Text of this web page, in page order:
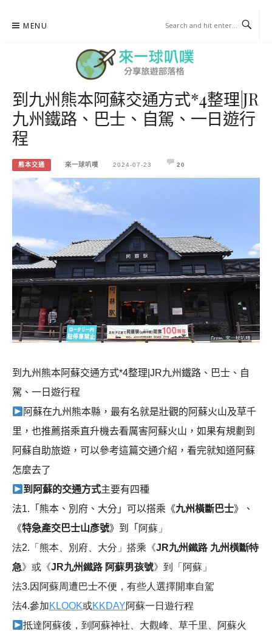
MENU
來一球叭噗
分享日本自助部落格
到九州熊本阿蘇交通方式*4整理|JR
九州鐵路、巴士、自駕、一日遊行
程
熊本交通 來一球叭噗 2024-07-23 20
到九州熊本阿蘇交通方式*4整理|JR九州鐵路、巴士、自
駕、一日遊行程
阿蘇在九州熊本縣，最有名就是壯觀的阿蘇火山及草千
里，也推薦搭乘直升機去看厲害阿蘇火山，如果有規劃到
阿蘇自助旅遊，可以參考這篇交通介紹，看完就知道阿蘇
怎麼去了
到阿蘇的交通方式主要有四種
法1.「熊本、別府、大分」可以搭乘《九州橫斷巴士》、
《特急產交巴士山彥號》到「 阿蘇」
法2.「熊本、別府、大分」 搭乘《JR九州鐵路 九州橫斷特
急》或《JR九州鐵路 阿蘇男孩號》到「阿蘇」
法3.因阿蘇周遭巴士不便，有些人選擇開車自駕
法4.參加KLOOK或KKDAY阿蘇一日遊行程
抵達阿蘇後，到阿蘇神社、大觀峰、草千里、阿蘇火